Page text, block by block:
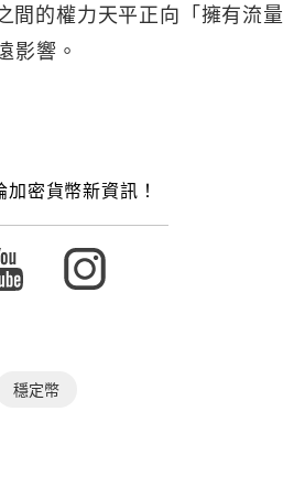
的權力天平正向「擁有流量
影響。
密貨幣新資訊！
穩定幣